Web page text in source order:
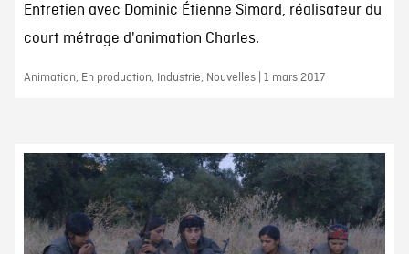
Entretien avec Dominic Étienne Simard, réalisateur du
court métrage d'animation Charles.
Animation, En production, Industrie, Nouvelles | 1 mars 2017